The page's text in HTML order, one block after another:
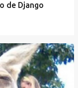
de Django